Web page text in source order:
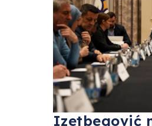
Izetbegović